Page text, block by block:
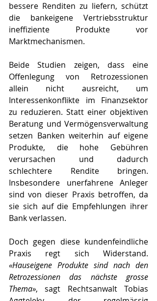
bessere Renditen zu liefern, schützt
die bankeigene Vertriebsstruktur
ineffiziente Produkte vor
Marktmechanismen.
Beide Studien zeigen, dass eine
Offenlegung von Retrozessionen
allein nicht ausreicht, um
Interessenkonflikte im Finanzsektor
zu reduzieren. Statt einer objektiven
Beratung und Vermögensverwaltung
setzen Banken weiterhin auf eigene
Produkte, die hohe Gebühren
verursachen und dadurch
schlechtere Rendite bringen.
Insbesondere unerfahrene Anleger
sind von dieser Praxis betroffen, da
sie sich auf die Empfehlungen ihrer
Bank verlassen.
Doch gegen diese kundenfeindliche
«Hauseigene Produkte sind nach den
Retrozessionen das nächste grosse
Thema», sagt Rechtsanwalt Tobias